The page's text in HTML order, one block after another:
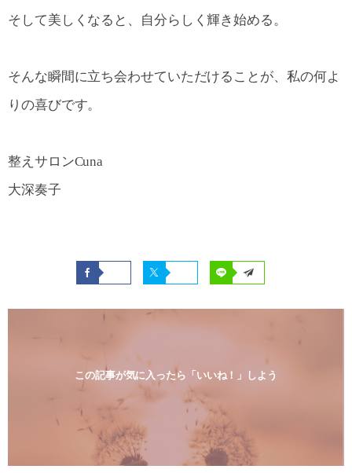
そして美しくなると、自分らしく輝き始める。
そんな瞬間に立ち会わせていただけることが、私の何よ
りの喜びです。
整えサロンCuna
大深奏子
この記事が気に入ったら「いいね！」しよう